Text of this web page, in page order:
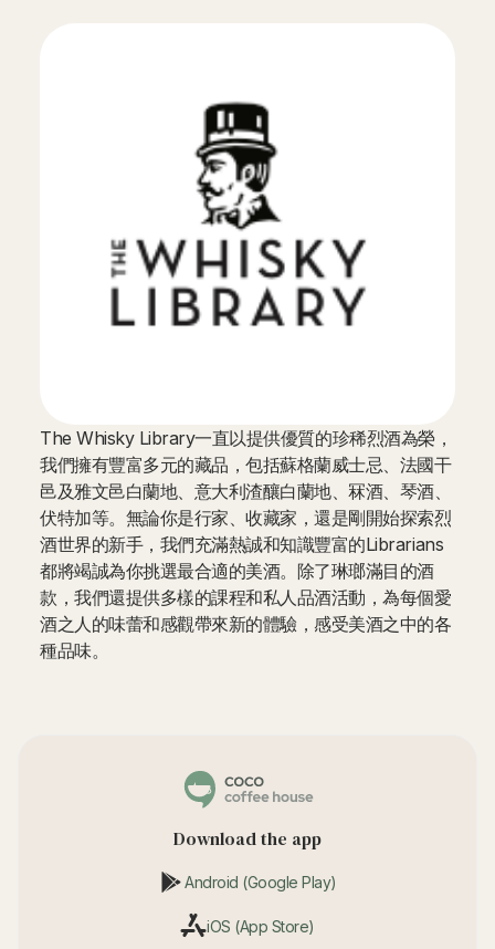
The Whisky Library一直以提供優質的珍稀烈酒為榮，
我們擁有豐富多元的藏品，包括蘇格蘭威士忌、法國干
邑及雅文邑白蘭地、意大利渣釀白蘭地、冧酒、琴酒、
伏特加等。無論你是行家、收藏家，還是剛開始探索烈
酒世界的新手，我們充滿熱誠和知識豐富的Librarians
都將竭誠為你挑選最合適的美酒。除了琳瑯滿目的酒
款，我們還提供多樣的課程和私人品酒活動，為每個愛
酒之人的味蕾和感觀帶來新的體驗，感受美酒之中的各
種品味。
Download the app
Android (Google Play)
iOS (App Store)